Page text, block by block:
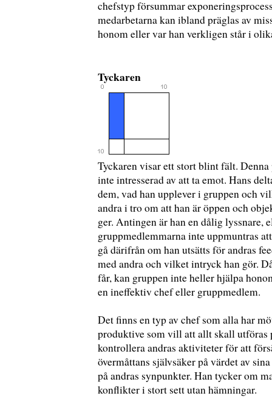
chefstyp försummar
medarbetarna kan ibland präglas av
honom eller var han verkligen står i
Tyckaren
Tyckaren visar ett stort blint fält.
inte intresserad av att ta emot. Hans
dem, vad han upplever i gruppen och
andra i tro om att han är öppen och
ger. Antingen är han en dålig lyssnare,
gruppmedlemmarna inte uppmuntras
gå därifrån om han utsätts för andras
med andra och vilket intryck han gör.
får, kan gruppen inte heller hjälpa
en ineffektiv chef eller gruppmedlem.
Det finns en typ av chef som alla har
produktive som vill att allt skall utföras
kontrollera andras aktiviteter för att
övermåttans självsäker på värdet av
på andras synpunkter. Han tycker om
konflikter i stort sett utan hämningar.